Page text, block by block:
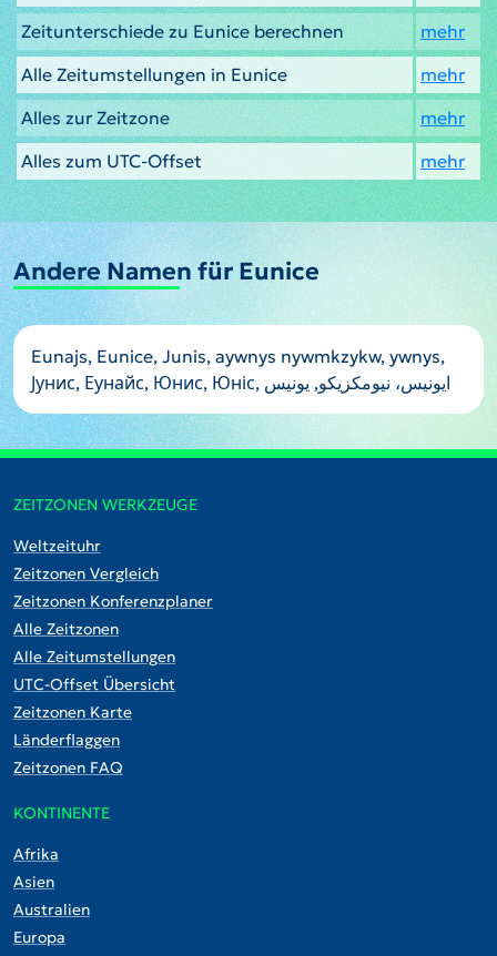
Zeitunterschiede zu Eunice berechnen
mehr
Alle Zeitumstellungen in Eunice
mehr
Alles zur Zeitzone
mehr
Alles zum UTC-Offset
mehr
Andere Namen für Eunice
Eunajs, Eunice, Junis, aywnys nywmkzykw, ywnys,
Јунис, Еунайс, Юнис, Юніс, ایونیس، نیومکزیکو, يونيس
ZEITZONEN WERKZEUGE
Weltzeituhr
Zeitzonen Vergleich
Zeitzonen Konferenzplaner
Alle Zeitzonen
Alle Zeitumstellungen
UTC-Offset Übersicht
Zeitzonen Karte
Länderflaggen
Zeitzonen FAQ
KONTINENTE
Afrika
Asien
Australien
Europa